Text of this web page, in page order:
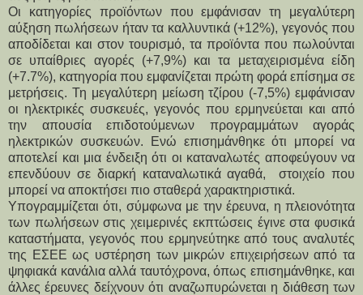
Οι κατηγορίες προϊόντων που εμφάνισαν τη μεγαλύτερη
αύξηση πωλήσεων ήταν τα καλλυντικά (+12%), γεγονός που
αποδίδεται και στον τουρισμό, τα προϊόντα που πωλούνται
σε υπαίθριες αγορές (+7,9%) και τα μεταχειρισμένα είδη
(+7.7%), κατηγορία που εμφανίζεται πρώτη φορά επίσημα σε
μετρήσεις. Τη μεγαλύτερη μείωση τζίρου (-7,5%) εμφάνισαν
οι ηλεκτρικές συσκευές, γεγονός που ερμηνεύεται και από
την απουσία επιδοτούμενων προγραμμάτων αγοράς
ηλεκτρικών συσκευών. Ενώ επισημάνθηκε ότι μπορεί να
αποτελεί και μια ένδειξη ότι οι καταναλωτές αποφεύγουν να
επενδύουν σε διαρκή καταναλωτικά αγαθά,  στοιχείο που
μπορεί να αποκτήσει πιο σταθερά χαρακτηριστικά.
Υπογραμμίζεται ότι, σύμφωνα με την έρευνα, η πλειονότητα
των πωλήσεων στις χειμερινές εκπτώσεις έγινε στα φυσικά
καταστήματα, γεγονός που ερμηνεύτηκε από τους αναλυτές
της ΕΣΕΕ ως υστέρηση των μικρών επιχειρήσεων από τα
ψηφιακά κανάλια αλλά ταυτόχρονα, όπως επισημάνθηκε, και
άλλες έρευνες δείχνουν ότι αναζωπυρώνεται η διάθεση των